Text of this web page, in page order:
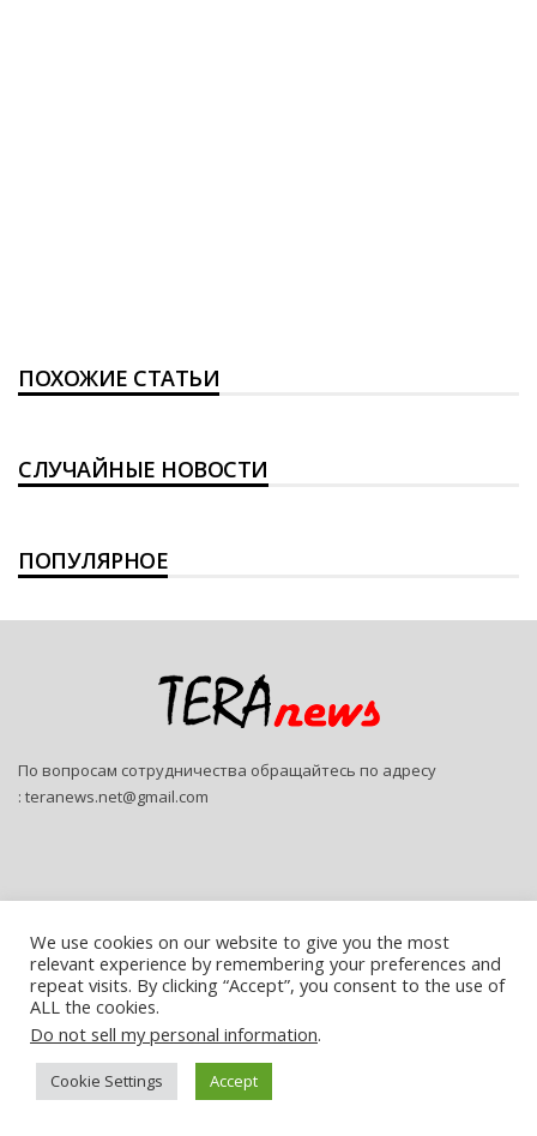
ПОХОЖИЕ СТАТЬИ
СЛУЧАЙНЫЕ НОВОСТИ
ПОПУЛЯРНОЕ
По вопросам сотрудничества обращайтесь по адресу
: teranews.net@gmail.com
© 2026 - Teranews. All Rights Reserved.
We use cookies on our website to give you the most
relevant experience by remembering your preferences and
repeat visits. By clicking “Accept”, you consent to the use of
ALL the cookies.
Do not sell my personal information.
Cookie Settings Accept
Русский (Russian